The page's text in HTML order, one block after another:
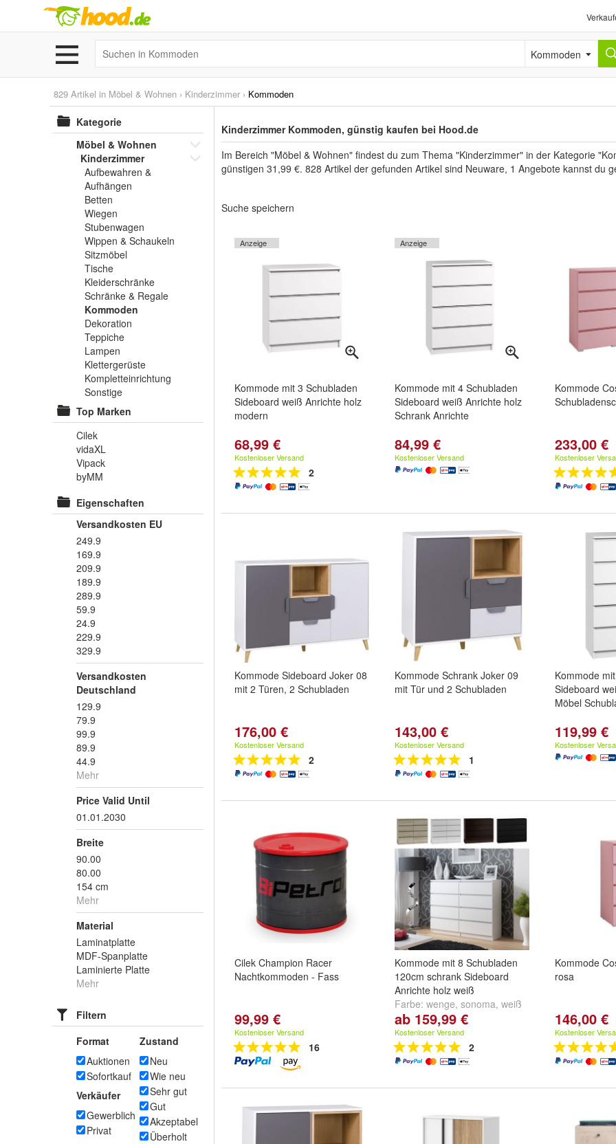
Kommoden
829 Artikel in Möbel & Wohnen › Kinderzimmer › Kommoden
Kategorie
Möbel & Wohnen
Kinderzimmer
Aufbewahren &
Aufhängen
Betten
Wiegen
Stubenwagen
Wippen & Schaukeln
Sitzmöbel
Tische
Kleiderschränke
Schränke & Regale
Kommoden
Dekoration
Teppiche
Lampen
Klettergerüste
Kompletteinrichtung
Sonstige
Top Marken
Cilek
vidaXL
Vipack
byMM
Eigenschaften
Versandkosten EU
249.9
169.9
209.9
189.9
289.9
59.9
24.9
229.9
329.9
Versandkosten
Deutschland
129.9
79.9
99.9
89.9
44.9
Mehr
Price Valid Until
01.01.2030
Breite
90.00
80.00
154 cm
Mehr
Material
Laminatplatte
MDF-Spanplatte
Laminierte Platte
Mehr
Filtern
Format
Auktionen
Sofortkauf
Verkäufer
Gewerblich
Privat
Zustand
Neu
Wie neu
Sehr gut
Gut
Akzeptabel
Überholt
Kinderzimmer Kommoden, günstig kaufen bei Hood.de
Im Bereich "Möbel & Wohnen" findest du zum Thema "Kinderzimmer" in der Kategorie
günstigen 31,99 €. 828 Artikel der gefunden Artikel sind Neuware, 1 Angebote kannst du
Suche speichern
Anzeige
Kommode mit 3 Schubladen
Sideboard weiß Anrichte holz
modern
68,99 €
Kostenloser Versand
2
Anzeige
Kommode mit 4 Schubladen
Sideboard weiß Anrichte holz
Schrank Anrichte
84,99 €
Kostenloser Versand
Kommode
233,00 €
Kostenloser
Kommode Sideboard Joker 08
mit 2 Türen, 2 Schubladen
176,00 €
Kostenloser Versand
2
Kommode Schrank Joker 09
mit Tür und 2 Schubladen
143,00 €
Kostenloser Versand
1
Kommode
Sideboard
Möbel
119,99 €
Kostenloser
Cilek Champion Racer
Nachtkommoden - Fass
99,99 €
Kostenloser Versand
16
Kommode mit 8 Schubladen
120cm schrank Sideboard
Anrichte holz weiß
Farbe: wenge, sonoma, weiß
und weitere ...
ab 159,99 €
Kostenloser Versand
2
Kommode
rosa
146,00 €
Kostenloser